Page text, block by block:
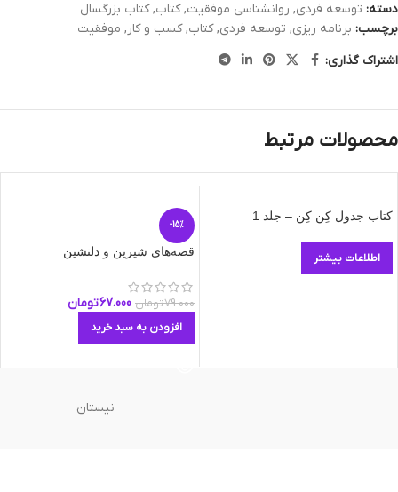
دسته: توسعه فردی, روانشناسی موفقیت, کتاب, کتاب بزرگسال
برچسب: برنامه ریزی, توسعه فردی, کتاب, کسب و کار, موفقیت
اشتراک گذاری:
محصولات مرتبط
کتاب جدول کِن کِن – جلد 1
اطلاعات بیشتر
-15%
قصه‌های شیرین و دلنشین
79.000تومان 67.000تومان
افزودن به سبد خرید
نیستان